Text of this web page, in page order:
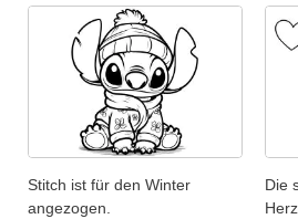
Stitch ist für den Winter
angezogen.
Die